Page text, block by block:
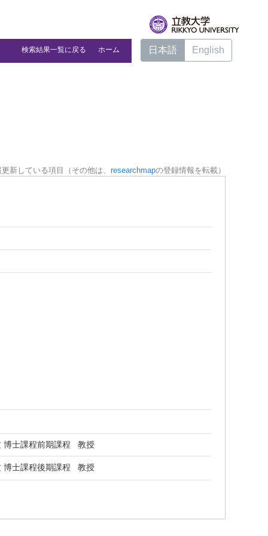
検索結果一覧に戻る ホーム 日本語 English
新している項目（その他は、 researchmapの登録情報を転載）
博士課程前期課程 教授
博士課程後期課程 教授